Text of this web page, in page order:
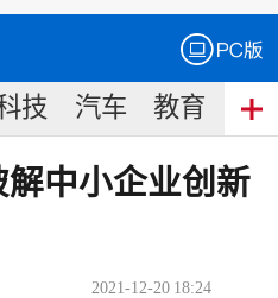
技 汽车 教育 食
中小企业创新
2021-12-20 18:24